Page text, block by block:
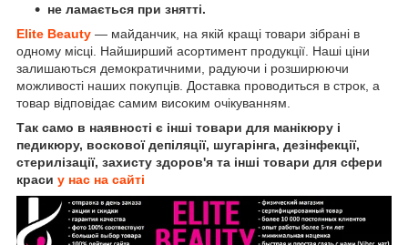
не ламається при знятті.
Elite Beauty — майданчик, на якій кращі товари зібрані в
одному місці. Найширший асортимент продукції. Наші ціни
залишаються демократичними, радуючи і розширюючи
можливості наших покупців. Доставка проводиться в строк, а
товар відповідає самим високим очікуванням.
Так само в наявності є інші товари для манікюру і
педикюру, воскової депіляції, шугарінга, дезінфекції,
стерилізації, захисту здоров'я та інші товари для сфери
краси у нас на сайті